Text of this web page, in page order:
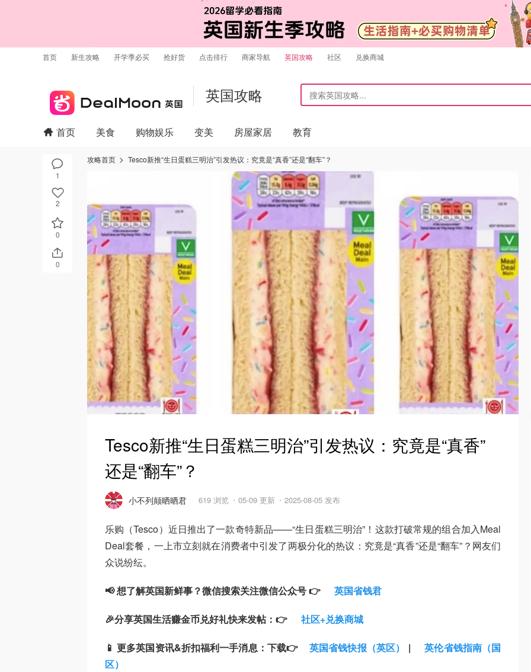
首页 新生攻略 开学季必买 抢好货 点击排行 商家导航 英国攻略 社区 兑换商城
英国攻略
1
2
0
0
首页 美食 购物娱乐 变美 房屋家居 教育
攻略首页 Tesco新推“生日蛋糕三明治”引发热议：究竟是“真香”还是“翻车”？
Tesco新推“生日蛋糕三明治”引发热议：究竟是“真香”
还是“翻车”？
小不列颠晒晒君 619 浏览 05-09 更新 2025-08-05 发布
乐购（Tesco）近日推出了一款奇特新品——“生日蛋糕三明治”！这款打破常规的组合加入Meal
Deal套餐，一上市立刻就在消费者中引发了两极分化的热议：究竟是“真香”还是“翻车”？网友们
众说纷纭。
📢 想了解英国新鲜事？微信搜索关注微信公众号 👉 英国省钱君
🎉分享英国生活赚金币兑好礼快来发帖：👉 社区+兑换商城
📱 更多英国资讯&折扣福利一手消息：下载👉 英国省钱快报（英区） |
英伦省钱指南（国
区）